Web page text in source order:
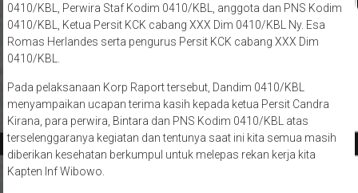
0410/KBL, Perwira Staf Kodim 0410/KBL, anggota dan PNS Kodim
0410/KBL, Ketua Persit KCK cabang XXX Dim 0410/KBL Ny. Esa
Romas Herlandes serta pengurus Persit KCK cabang XXX Dim
0410/KBL.
Pada pelaksanaan Korp Raport tersebut, Dandim 0410/KBL
menyampaikan ucapan terima kasih kepada ketua Persit Candra
Kirana, para perwira, Bintara dan PNS Kodim 0410/KBL atas
terselenggaranya kegiatan dan tentunya saat ini kita semua masih
diberikan kesehatan berkumpul untuk melepas rekan kerja kita
Kapten Inf Wibowo.